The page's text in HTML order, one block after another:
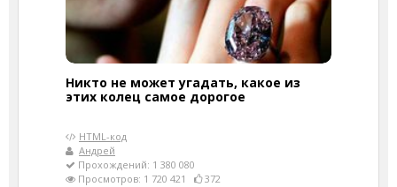
Никто не может угадать, какое из
этих колец самое дорогое
HTML-код
Андрей
Прохождений: 1 380 080
Просмотров: 1 720 421
372